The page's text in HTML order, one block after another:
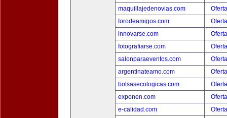
maquillajedenovias.com
forodeamigos.com
innovarse.com
fotografiarse.com
salonparaeventos.com
argentinateamo.com
bolsasecologicas.com
exponen.com
e-calidad.com